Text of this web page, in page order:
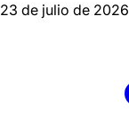
23 de julio de 2026